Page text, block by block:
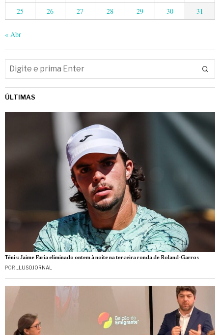
25
26 27 28 29 30 31
« Abr
ÚLTIMAS
Ténis: Jaime Faria eliminado ontem à noite na terceira ronda de Roland-Garros
POR _LUSOJORNAL